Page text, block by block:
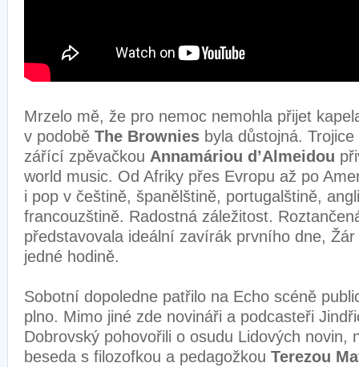
Mrzelo mě, že pro nemoc nemohla přijet
v podobě The Brownies byla důstojná.
zářící zpěvačkou Annamáriou d’Almeidou
world music. Od Afriky přes Evropu až po
i pop v češtině, španělštině, portugalštině,
francouzštině. Radostná záležitost.
představovala ideální zavírák prvního dne,
jedné hodině.
Sobotní dopoledne patřilo na Echo scéně
plno. Mimo jiné zde novináři a podcasteři
Dobrovský pohovořili o osudu Lidových novin,
beseda s filozofkou a pedagožkou Terezou